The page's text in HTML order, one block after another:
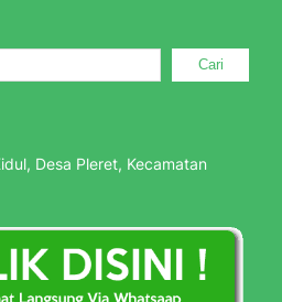
Cari
Desa Pleret, Kecamatan